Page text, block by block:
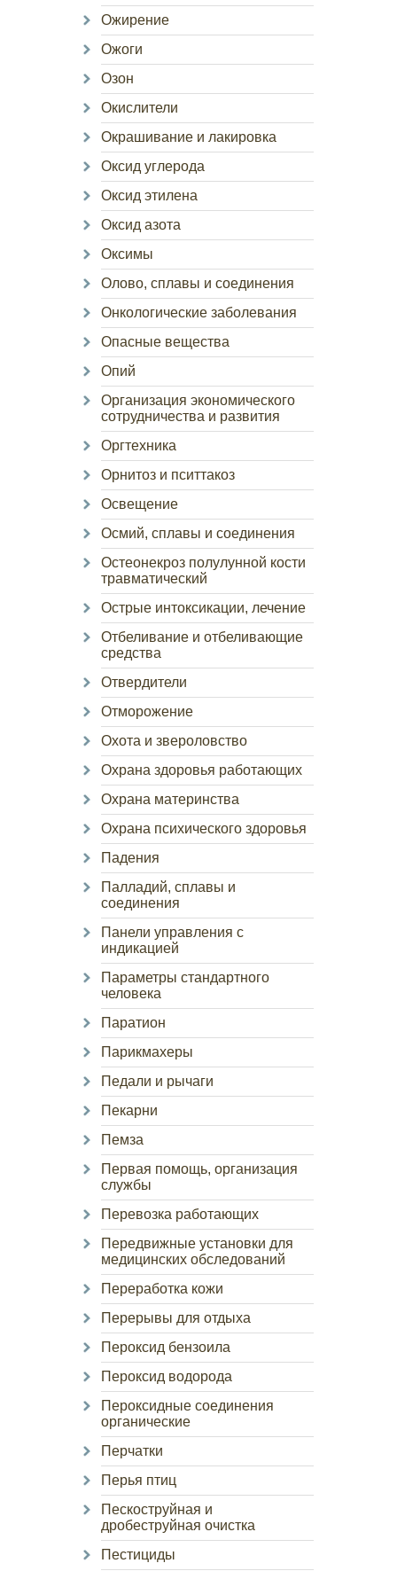
Ожирение
Ожоги
Озон
Окислители
Окрашивание и лакировка
Оксид углерода
Оксид этилена
Оксид азота
Оксимы
Олово, сплавы и соединения
Онкологические заболевания
Опасные вещества
Опий
Организация экономического
сотрудничества и развития
Оргтехника
Орнитоз и пситтакоз
Освещение
Осмий, сплавы и соединения
Остеонекроз полулунной кости
травматический
Острые интоксикации, лечение
Отбеливание и отбеливающие
средства
Отвердители
Отморожение
Охота и звероловство
Охрана здоровья работающих
Охрана материнства
Охрана психического здоровья
Падения
Палладий, сплавы и
соединения
Панели управления с
индикацией
Параметры стандартного
человека
Паратион
Парикмахеры
Педали и рычаги
Пекарни
Пемза
Первая помощь, организация
службы
Перевозка работающих
Передвижные установки для
медицинских обследований
Переработка кожи
Перерывы для отдыха
Пероксид бензоила
Пероксид водорода
Пероксидные соединения
органические
Перчатки
Перья птиц
Пескоструйная и
дробеструйная очистка
Пестициды